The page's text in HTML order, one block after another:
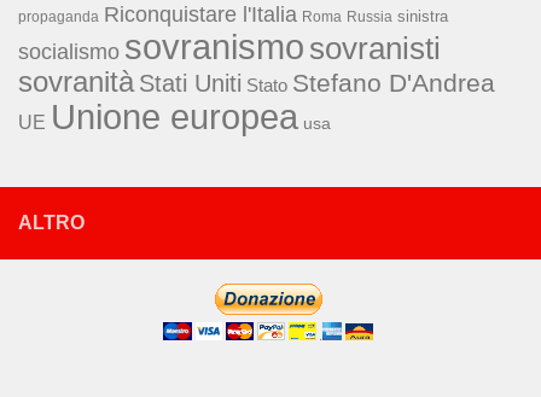
propaganda Riconquistare l'Italia Roma Russia sinistra
socialismo sovranismo sovranisti
sovranità Stati Uniti Stato Stefano D'Andrea
UE Unione europea usa
ALTRO